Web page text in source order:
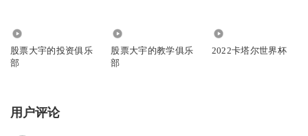
股票大宇的投资俱乐
部
股票大宇的教学俱乐
部
2022卡塔尔世界杯
用户评论